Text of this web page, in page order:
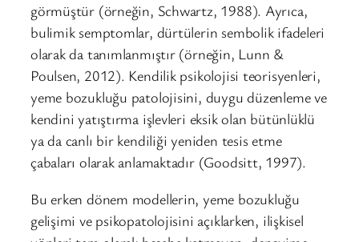
görmüştür (örneğin, Schwartz, 1988). Ayrıca,
bulimik semptomlar, dürtülerin sembolik ifadeleri
olarak da tanımlanmıştır (örneğin, Lunn &
Poulsen, 2012). Kendilik psikolojisi teorisyenleri,
yeme bozukluğu patolojisini, duygu düzenleme ve
kendini yatıştırma işlevleri eksik olan bütünlüklü
ya da canlı bir kendiliği yeniden tesis etme
çabaları olarak anlamaktadır (Goodsitt, 1997).
Bu erken dönem modellerin, yeme bozukluğu
gelişimi ve psikopatolojisini açıklarken, ilişkisel